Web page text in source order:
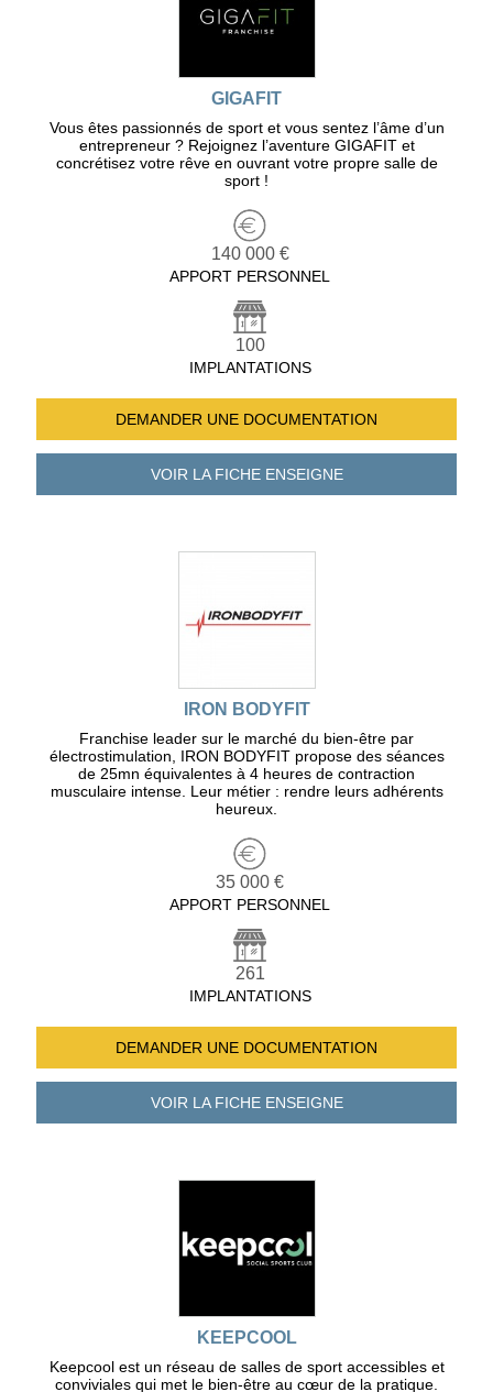
GIGAFIT
Vous êtes passionnés de sport et vous sentez l’âme d’un
entrepreneur ? Rejoignez l’aventure GIGAFIT et
concrétisez votre rêve en ouvrant votre propre salle de
sport !
140 000 €
APPORT PERSONNEL
100
IMPLANTATIONS
DEMANDER UNE DOCUMENTATION
VOIR LA FICHEENSEIGNE
IRON BODYFIT
Franchise leader sur le marché du bien-être par
électrostimulation, IRON BODYFIT propose des séances
de 25mn équivalentes à 4 heures de contraction
musculaire intense. Leur métier : rendre leurs adhérents
heureux.
35 000 €
APPORT PERSONNEL
261
IMPLANTATIONS
DEMANDER UNE DOCUMENTATION
VOIR LA FICHEENSEIGNE
KEEPCOOL
Keepcool est un réseau de salles de sport accessibles et
conviviales qui met le bien-être au cœur de la pratique.